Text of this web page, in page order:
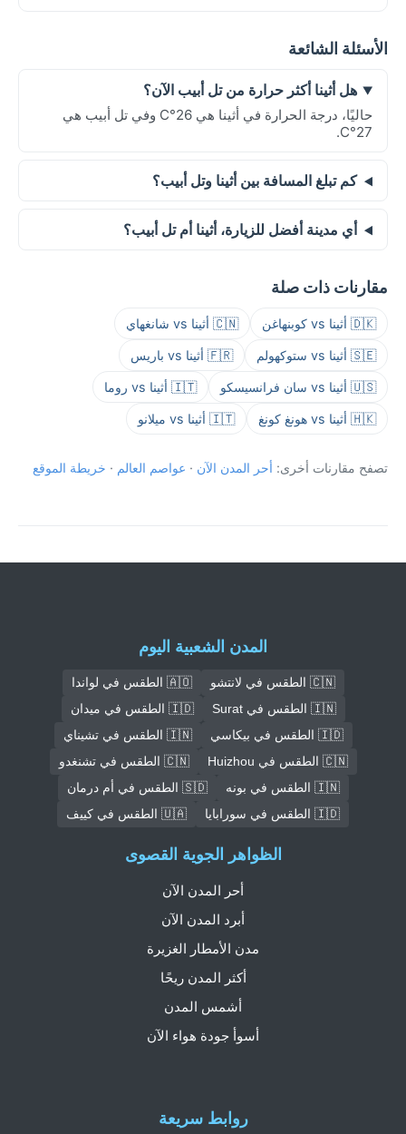
الأسئلة الشائعة
هل أثينا أكثر حرارة من تل أبيب الآن؟
حاليًا، درجة الحرارة في أثينا هي 26°C وفي تل أبيب هي
27°C.
كم تبلغ المسافة بين أثينا وتل أبيب؟
أي مدينة أفضل للزيارة، أثينا أم تل أبيب؟
مقارنات ذات صلة
🇩🇰 أثينا vs كوبنهاغن 🇨🇳 أثينا vs شانغهاي
🇸🇪 أثينا vs ستوكهولم 🇫🇷 أثينا vs باريس
🇺🇸 أثينا vs سان فرانسيسكو 🇮🇹 أثينا vs روما
🇭🇰 أثينا vs هونغ كونغ 🇮🇹 أثينا vs ميلانو
تصفح مقارنات أخرى: أحر المدن الآن · عواصم العالم · خريطة الموقع
المدن الشعبية اليوم
🇨🇳 الطقس في لانتشو
🇦🇴 الطقس في لواندا
🇮🇳 الطقس في Surat
🇮🇩 الطقس في ميدان
🇮🇩 الطقس في بيكاسي
🇮🇳 الطقس في تشيناي
🇨🇳 الطقس في Huizhou
🇨🇳 الطقس في تشنغدو
🇮🇳 الطقس في بونه
🇸🇩 الطقس في أم درمان
🇮🇩 الطقس في سورابايا
🇺🇦 الطقس في كييف
روابط سريعة
الظواهر الجوية القصوى
أحر المدن الآن
أبرد المدن الآن
مدن الأمطار الغزيرة
أكثر المدن ريحًا
أشمس المدن
أسوأ جودة هواء الآن